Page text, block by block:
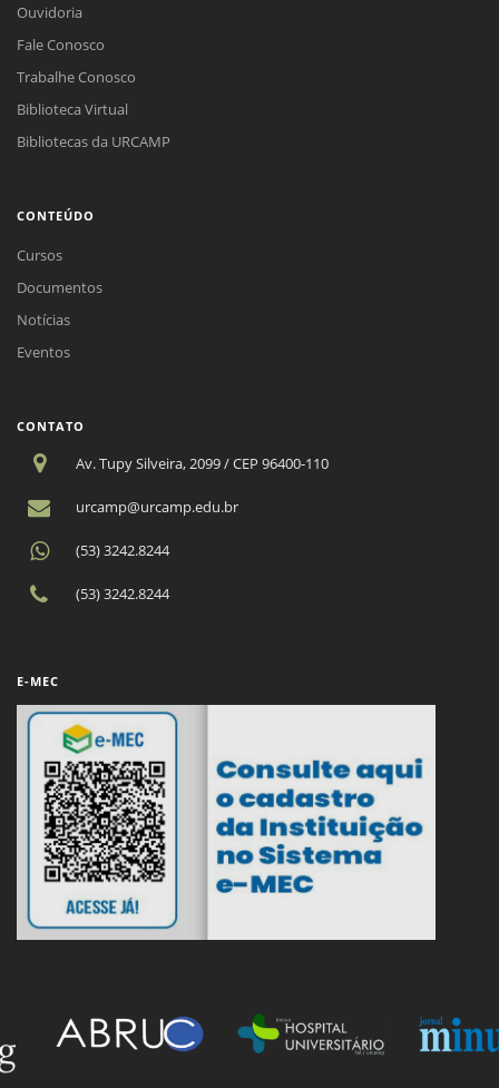
Ouvidoria
Fale Conosco
Trabalhe Conosco
Biblioteca Virtual
Bibliotecas da URCAMP
CONTEÚDO
Cursos
Documentos
Notícias
Eventos
CONTATO
Av. Tupy Silveira, 2099 / CEP 96400-110
urcamp@urcamp.edu.br
(53) 3242.8244
(53) 3242.8244
E-MEC